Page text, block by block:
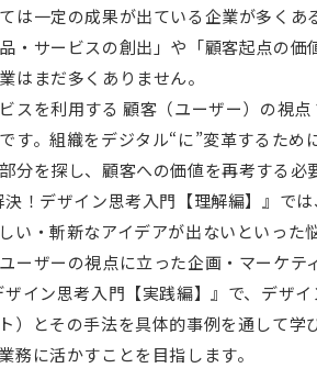
は一定の成果が出ている企業が多くあ
・サービスの創出」や「顧客起点の
はまだ多くありません。
スを利用する 顧客（ユーザー）の視
す。組織をデジタル“に”変革するため
分を探し、顧客への価値を再考する必
！デザイン思考入門【理解編】』で
い・斬新なアイデアが出ないといった
ーザーの視点に立った企画・マーケテ
ザイン思考入門【実践編】』で、デ
とその手法を具体的事例を通して学
務に活かすことを目指します。